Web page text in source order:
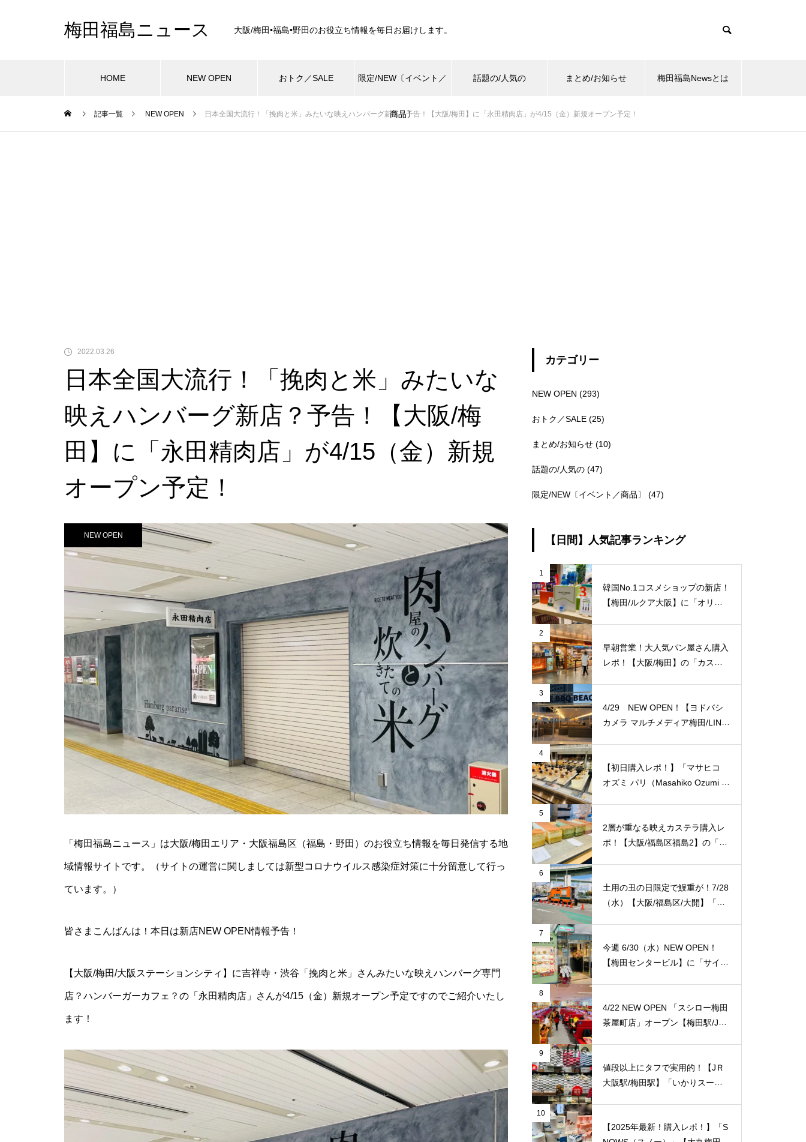
梅田福島ニュース 大阪/梅田•福島•野田のお役立ち情報を毎日お届けします。
HOME NEW OPEN おトク／SALE 限定/NEW〔イベント／
商品〕
話題の/人気の まとめ/お知らせ 梅田福島Newsとは
記事一覧 NEW OPEN 日本全国大流行！「挽肉と米」みたいな映えハンバーグ新店？予告！【大阪/梅田】に「永田精肉店」が4/15（金）新規オープン予定！
2022.03.26
日本全国大流行！「挽肉と米」みたいな
映えハンバーグ新店？予告！【大阪/梅
田】に「永田精肉店」が4/15（金）新規
オープン予定！
NEW OPEN
「梅田福島ニュース」は大阪/梅田エリア・大阪福島区（福島・野田）のお役立ち情報を毎日発信する地
域情報サイトです。（サイトの運営に関しましては新型コロナウイルス感染症対策に十分留意して行っ
ています。）
皆さまこんばんは！本日は新店NEW OPEN情報予告！
【大阪/梅田/大阪ステーションシティ】に吉祥寺・渋谷「挽肉と米」さんみたいな映えハンバーグ専門
店？ハンバーガーカフェ？の「永田精肉店」さんが4/15（金）新規オープン予定ですのでご紹介いたし
ます！
カテゴリー
NEW OPEN (293)
おトク／SALE (25)
まとめ/お知らせ (10)
話題の/人気の (47)
限定/NEW〔イベント／商品〕 (47)
【日間】人気記事ランキング
1
韓国No.1コスメショップの新店！
【梅田/ルクア大阪】に「オリー
2
早朝営業！大人気パン屋さん購入
レポ！【大阪/梅田】の「カスカ
3
4/29 NEW OPEN！【ヨドバシ
カメラ マルチメディア梅田/LINK
キュービーチ）がオープン！【J
Ｒ大阪駅/梅田駅】
4
【初日購入レポ！】「マサヒコ
オズミ パリ（Masahiko Ozumi P
を徹底レポート！
5
2層が重なる映えカステラ購入レ
ポ！【大阪/福島区福島2】の「か
6
土用の丑の日限定で鰻重が！7/28
（水）【大阪/福島区/大開】「ホ
場の「吉野家」キッチンカーで鰻
重が限定販売！※20時まで ※最
7
今週 6/30（水）NEW OPEN！
【梅田センタービル】に「サイゼ
のサイゼリア！ ※「アニメイト
梅田」の入っているビルの地下一
8
4/22 NEW OPEN 「スシロー梅田
茶屋町店」オープン【梅田駅/JＲ
スシロー創業祭「あっぱれ、日
本！超すし祭」第一弾が5/30(日)
9
値段以上にタフで実用的！【JＲ
大阪駅/梅田駅】「いかりスーパ
はここだけ！
10
【2025年最新！購入レポ！】「S